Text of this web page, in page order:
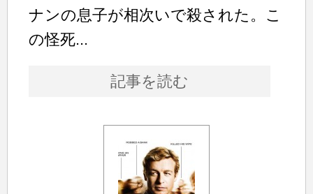
ナンの息子が相次いで殺された。こ
の怪死...
記事を読む